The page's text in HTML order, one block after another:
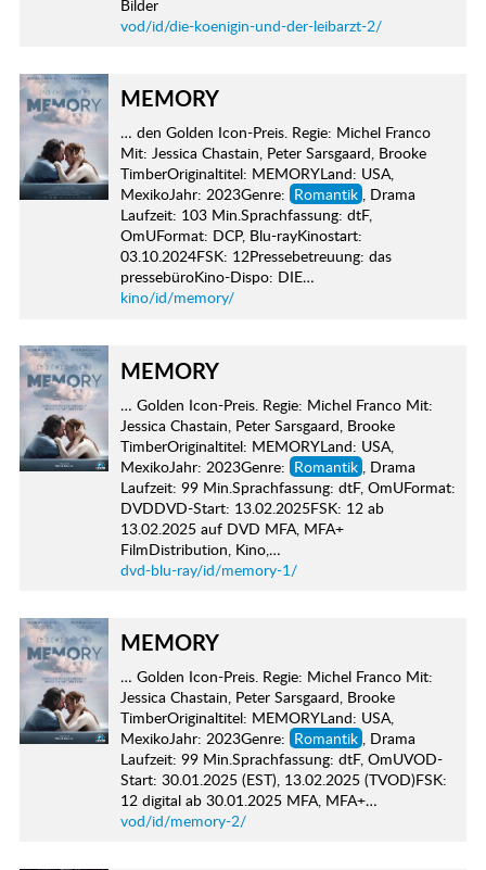
Bilder
vod/id/die-koenigin-und-der-leibarzt-2/
MEMORY
… den Golden Icon-Preis. Regie: Michel Franco
Mit: Jessica Chastain, Peter Sarsgaard, Brooke
TimberOriginaltitel: MEMORYLand: USA,
MexikoJahr: 2023Genre: Romantik , Drama
Laufzeit: 103 Min.Sprachfassung: dtF,
OmUFormat: DCP, Blu-rayKinostart:
03.10.2024FSK: 12Pressebetreuung: das
pressebüroKino-Dispo: DIE…
kino/id/memory/
MEMORY
… Golden Icon-Preis. Regie: Michel Franco Mit:
Jessica Chastain, Peter Sarsgaard, Brooke
TimberOriginaltitel: MEMORYLand: USA,
MexikoJahr: 2023Genre: Romantik , Drama
Laufzeit: 99 Min.Sprachfassung: dtF, OmUFormat:
DVDDVD-Start: 13.02.2025FSK: 12 ab
13.02.2025 auf DVD MFA, MFA+
FilmDistribution, Kino,…
dvd-blu-ray/id/memory-1/
MEMORY
… Golden Icon-Preis. Regie: Michel Franco Mit:
Jessica Chastain, Peter Sarsgaard, Brooke
TimberOriginaltitel: MEMORYLand: USA,
MexikoJahr: 2023Genre: Romantik , Drama
Laufzeit: 99 Min.Sprachfassung: dtF, OmUVOD-
Start: 30.01.2025 (EST), 13.02.2025 (TVOD)FSK:
12 digital ab 30.01.2025 MFA, MFA+…
vod/id/memory-2/